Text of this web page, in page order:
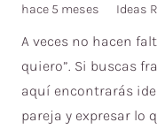
hace 5 meses Ideas
A veces no hacen
quiero”. Si buscas
aquí encontrarás
pareja y expresar lo